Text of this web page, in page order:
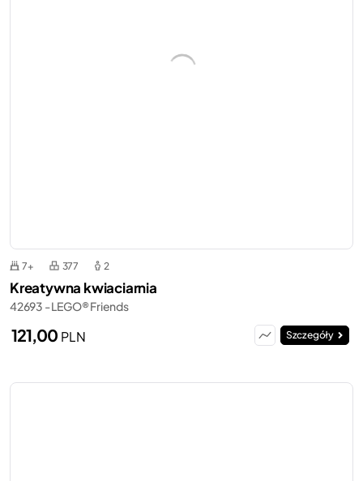
7+ 377 2
Kreatywna kwiaciarnia
42693 - LEGO® Friends
121,00 PLN Szczegóły